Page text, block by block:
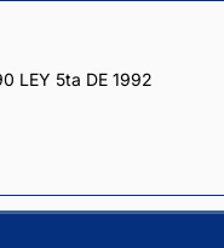
LEY 5ta DE 1992